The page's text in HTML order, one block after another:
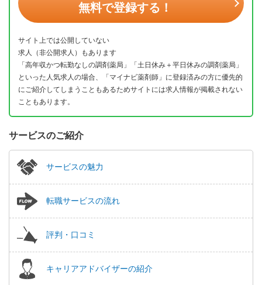
無料で登録する！
サイト上では公開していない
求人（非公開求人）もあります
「高年収かつ転勤なしの調剤薬局」「土日休み＋平日休みの調剤薬局」
といった人気求人の場合、「マイナビ薬剤師」に登録済みの方に優先的
にご紹介してしまうこともあるためサイトには求人情報が掲載されない
こともあります。
サービスのご紹介
サービスの魅力
転職サービスの流れ
評判・口コミ
キャリアアドバイザーの紹介